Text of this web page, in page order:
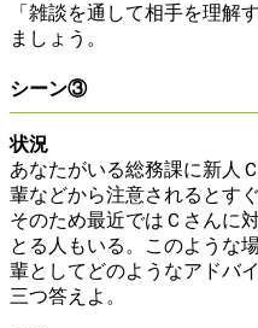
「雑談を通して相手を理解
ましょう。
シーン③
状況
あなたがいる総務課に新人
輩などから注意されるとす
そのため最近ではＣさんに
とる人もいる。このような
輩としてどのようなアドバ
三つ答えよ。